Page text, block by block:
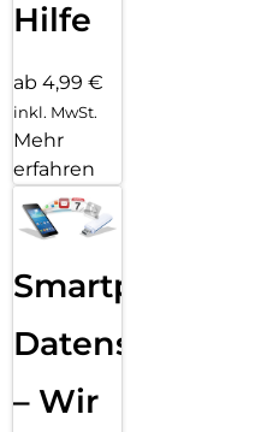
Hilfe
ab 4,99 €
inkl. MwSt.
Mehr
erfahren
Smartphone
Datensicherung
– Wir